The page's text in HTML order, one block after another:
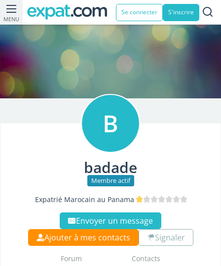
MENU
Se connecter S'inscrire
B
badade
Membre actif
Expatrié Marocain au Panama
Envoyer un message
Ajouter à mes contacts
Signaler
Forum
Contacts